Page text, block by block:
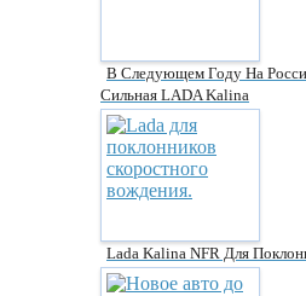
В Следующем Году На
Сильная LADA Kalina
Lada Kalina NFR Для